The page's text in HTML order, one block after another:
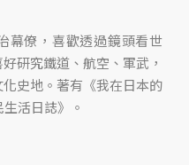
幕僚，喜歡透過鏡頭看世
研究鐵道、航空、軍武，
史地。著有《我在日本的
活日誌》。